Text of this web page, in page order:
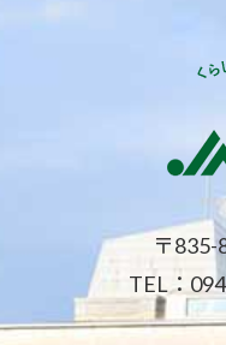
〒835-
TEL：